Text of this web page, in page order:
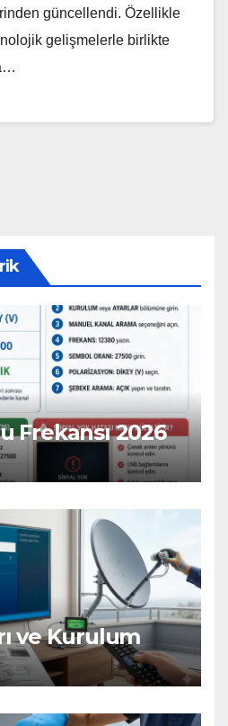
güncellendi. Özellikle
gelişmelerle birlikte
Frekansı 2026
ve Kurulum